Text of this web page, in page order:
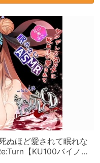
ぬほど愛されて眠れな
【KU100バイノー